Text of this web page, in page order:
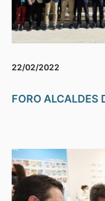
22/02/2022
FORO ALCALDES